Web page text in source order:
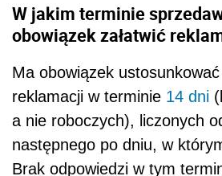
W jakim terminie
obowiązek załatwić
Ma obowiązek
reklamacji w terminie 14 dni
a nie roboczych), liczonych
następnego po dniu, w
Brak odpowiedzi w tym